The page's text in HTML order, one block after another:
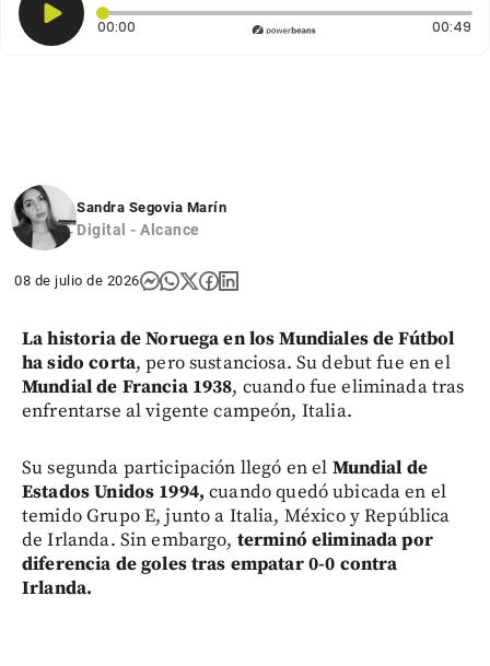
00:00 Tiempo transcurrido: 0 segundos 00:49
Sandra Segovia Marín
Digital - Alcance
08 de julio de 2026
La historia de Noruega en los Mundiales de Fútbol
ha sido corta, pero sustanciosa. Su debut fue en el
Mundial de Francia 1938, cuando fue eliminada tras
enfrentarse al vigente campeón, Italia.
Su segunda participación llegó en el Mundial de
Estados Unidos 1994, cuando quedó ubicada en el
temido Grupo E, junto a Italia, México y República
de Irlanda. Sin embargo, terminó eliminada por
diferencia de goles tras empatar 0-0 contra
Irlanda.